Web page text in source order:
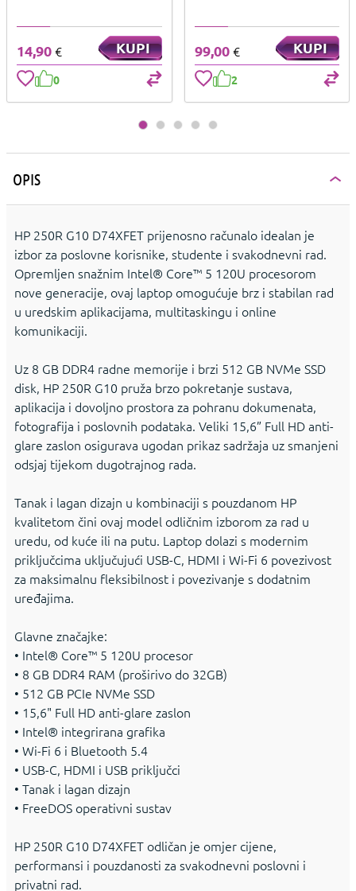
14,90€ KUPI
0
99,00 € KUPI
2
OPIS
HP 250R G10 D74XFET prijenosno računalo idealan je
izbor za poslovne korisnike, studente i svakodnevni rad.
Opremljen snažnim Intel® Core™ 5 120U procesorom
nove generacije, ovaj laptop omogućuje brz i stabilan rad
u uredskim aplikacijama, multitaskingu i online
komunikaciji.
Uz 8 GB DDR4 radne memorije i brzi 512 GB NVMe SSD
disk, HP 250R G10 pruža brzo pokretanje sustava,
aplikacija i dovoljno prostora za pohranu dokumenata,
fotografija i poslovnih podataka. Veliki 15,6” Full HD anti-
glare zaslon osigurava ugodan prikaz sadržaja uz smanjeni
odsjaj tijekom dugotrajnog rada.
Tanak i lagan dizajn u kombinaciji s pouzdanom HP
kvalitetom čini ovaj model odličnim izborom za rad u
uredu, od kuće ili na putu. Laptop dolazi s modernim
priključcima uključujući USB-C, HDMI i Wi-Fi 6 povezivost
za maksimalnu fleksibilnost i povezivanje s dodatnim
uređajima.
Glavne značajke:
• Intel® Core™ 5 120U procesor
• 8 GB DDR4 RAM (proširivo do 32GB)
• 512 GB PCIe NVMe SSD
• 15,6" Full HD anti-glare zaslon
• Intel® integrirana grafika
• Wi-Fi 6 i Bluetooth 5.4
• USB-C, HDMI i USB priključci
• Tanak i lagan dizajn
• FreeDOS operativni sustav
HP 250R G10 D74XFET odličan je omjer cijene,
performansi i pouzdanosti za svakodnevni poslovni i
privatni rad.